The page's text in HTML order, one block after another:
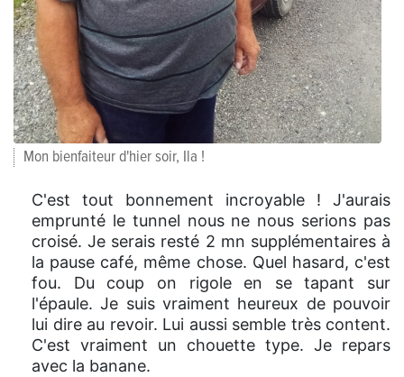
Mon bienfaiteur d'hier soir, Ila !
C'est tout bonnement incroyable ! J'aurais
emprunté le tunnel nous ne nous serions pas
croisé. Je serais resté 2 mn supplémentaires à
la pause café, même chose. Quel hasard, c'est
fou. Du coup on rigole en se tapant sur
l'épaule. Je suis vraiment heureux de pouvoir
lui dire au revoir. Lui aussi semble très content.
C'est vraiment un chouette type. Je repars
avec la banane.